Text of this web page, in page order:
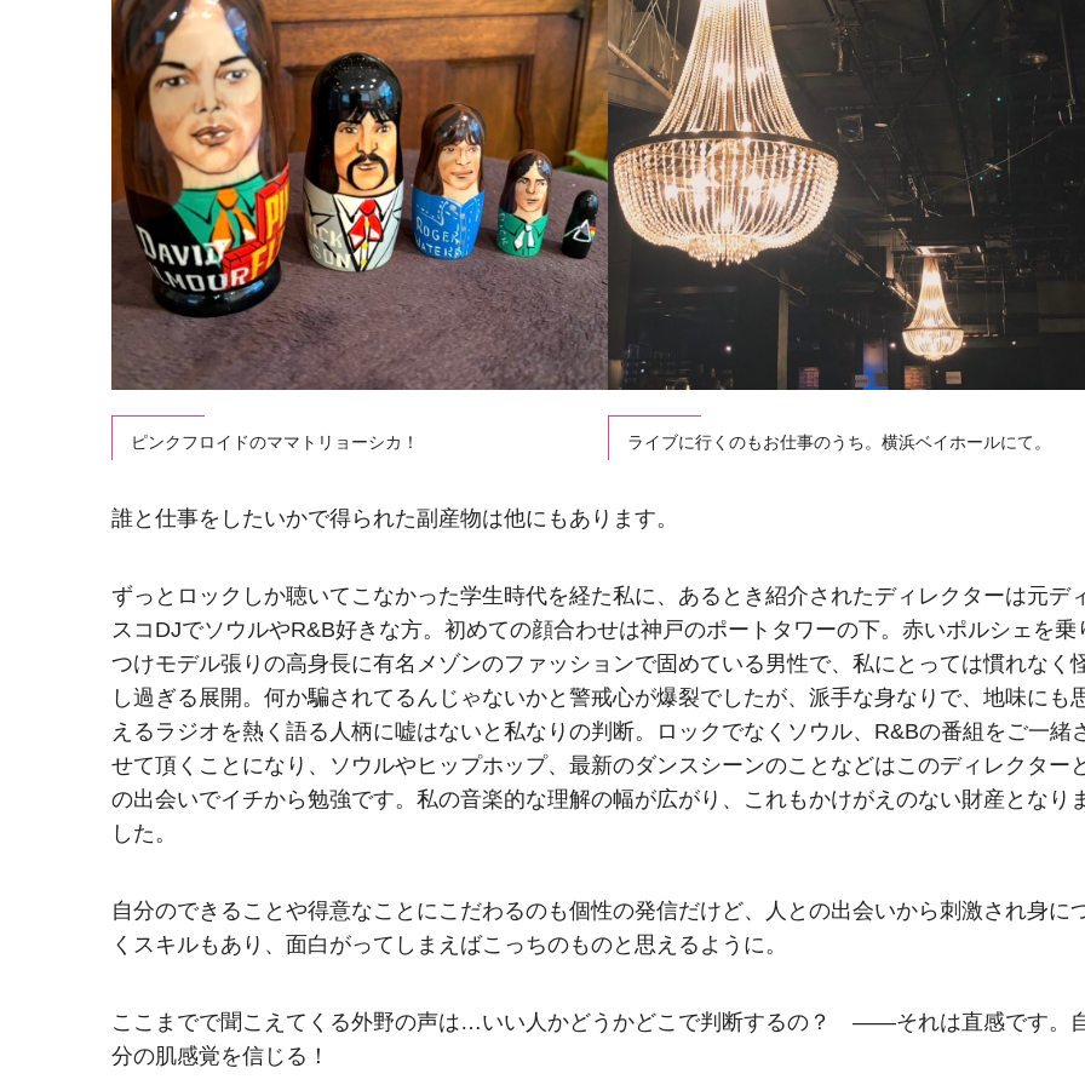
ピンクフロイドのママトリョーシカ！ ライブに行くのもお仕事のうち。横浜ベイホールにて。
誰と仕事をしたいかで得られた副産物は他にもあります。
ずっとロックしか聴いてこなかった学生時代を経た私に、あるとき紹介されたディレクターは元デ
スコDJでソウルやR&B好きな方。初めての顔合わせは神戸のポートタワーの下。赤いポルシェを乗
つけモデル張りの高身長に有名メゾンのファッションで固めている男性で、私にとっては慣れなく
し過ぎる展開。何か騙されてるんじゃないかと警戒心が爆裂でしたが、派手な身なりで、地味にも
えるラジオを熱く語る人柄に嘘はないと私なりの判断。ロックでなくソウル、R&Bの番組をご一緒
せて頂くことになり、ソウルやヒップホップ、最新のダンスシーンのことなどはこのディレクター
の出会いでイチから勉強です。私の音楽的な理解の幅が広がり、これもかけがえのない財産となり
した。
自分のできることや得意なことにこだわるのも個性の発信だけど、人との出会いから刺激され身に
くスキルもあり、面白がってしまえばこっちのものと思えるように。
ここまでで聞こえてくる外野の声は…いい人かどうかどこで判断するの？ ——それは直感です。
分の肌感覚を信じる！